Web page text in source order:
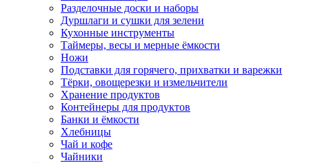
Разделочные доски и наборы
Дуршлаги и сушки для зелени
Кухонные инструменты
Таймеры, весы и мерные ёмкости
Ножи
Подставки для горячего, прихватки и варежки
Тёрки, овощерезки и измельчители
Хранение продуктов
Контейнеры для продуктов
Банки и ёмкости
Хлебницы
Чай и кофе
Чайники